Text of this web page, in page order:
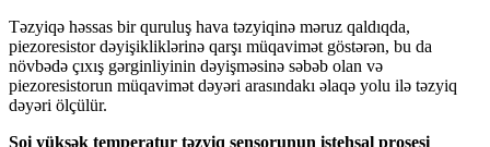
Təzyiqə həssas bir quruluş hava təzyiqinə məruz qaldıqda,
piezoresistor dəyişikliklərinə qarşı müqavimət göstərən, bu da
növbədə çıxış gərginliyinin dəyişməsinə səbəb olan və
piezoresistorun müqavimət dəyəri arasındakı əlaqə yolu ilə təzyiq
dəyəri ölçülür.
Soi yüksək temperatur təzyiq sensorunun istehsal prosesi